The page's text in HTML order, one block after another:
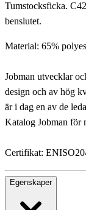
Tumstocksficka.
benslutet.
Material: 65%
Jobman utvecklar
design och av hög
är i dag en av de
Katalog Jobman för
Certifikat:
Egenskaper